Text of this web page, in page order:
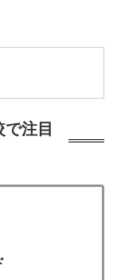
注目